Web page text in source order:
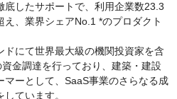
したサポートで、利用企業数23.3
、業界シェアNo.1 *のプロダクト
にて世界最大級の機関投資家を含
金調達を行っており、建築・建設
ーとして、SaaS事業のさらなる成
ています。